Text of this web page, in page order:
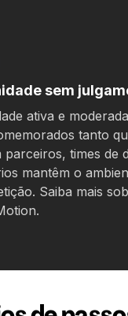
sem
ativa e
tanto
times de
mantêm o
Saiba mais
.